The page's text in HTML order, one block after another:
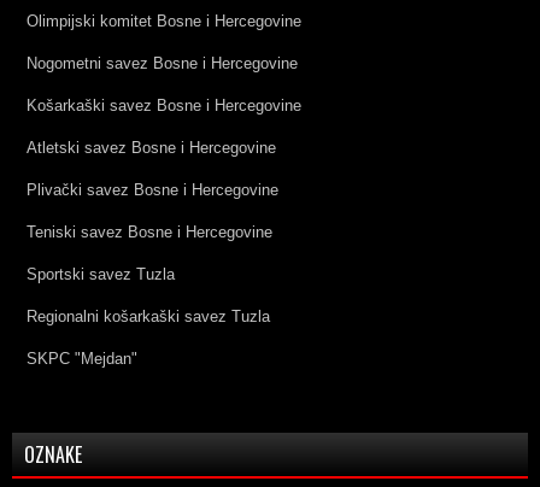
Olimpijski komitet Bosne i Hercegovine
Nogometni savez Bosne i Hercegovine
Košarkaški savez Bosne i Hercegovine
Atletski savez Bosne i Hercegovine
Plivački savez Bosne i Hercegovine
Teniski savez Bosne i Hercegovine
Sportski savez Tuzla
Regionalni košarkaški savez Tuzla
SKPC "Mejdan"
OZNAKE